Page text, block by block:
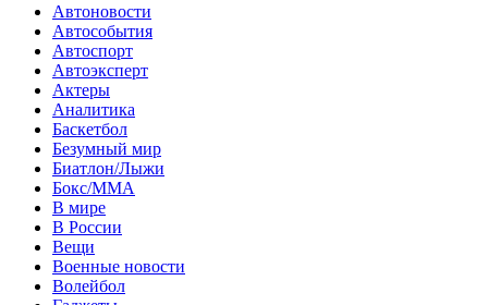
Автоновости
Автособытия
Автоспорт
Автоэксперт
Актеры
Аналитика
Баскетбол
Безумный мир
Биатлон/Лыжи
Бокс/MMA
В мире
В России
Вещи
Военные новости
Волейбол